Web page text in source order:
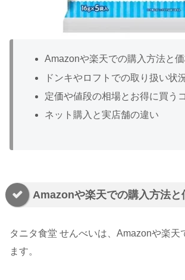
Amazonや楽天での購入方法と
ドンキやロフトでの取り扱い状
定価や値段の相場とお得に買う
ネット購入と実店舗の違い
Amazonや楽天での購入方法と
タニタ食堂 せんべいは、Amazonや楽天
ます。